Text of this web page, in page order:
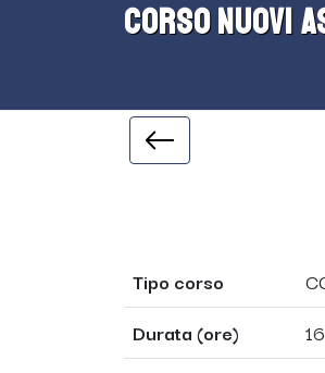
CORSO NUOVI
Tipo corso
Durata (ore)
16